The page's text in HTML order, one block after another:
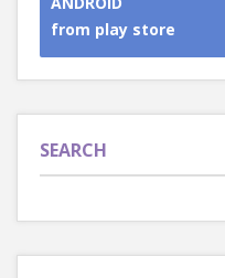
from play store
SEARCH